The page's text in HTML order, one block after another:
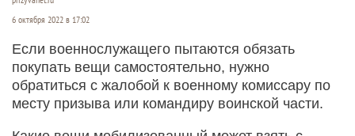
6 октября 2022 в 17:02
Если военнослужащего пытаются обязать
покупать вещи самостоятельно, нужно
обратиться с жалобой к военному комиссару по
месту призыва или командиру воинской части.